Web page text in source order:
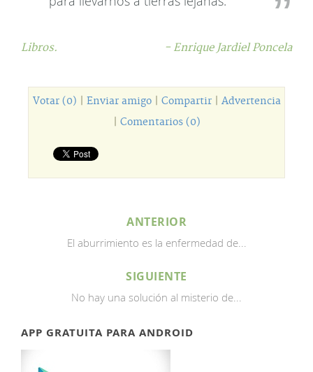
Libros. - Enrique Jardiel Poncela
Votar (0) Enviar amigo| Compartir| Advertencia
Comentarios (0)
ANTERIOR
El aburrimiento es la enfermedad de...
SIGUIENTE
No hay una solución al misterio de...
APP GRATUITA PARA ANDROID